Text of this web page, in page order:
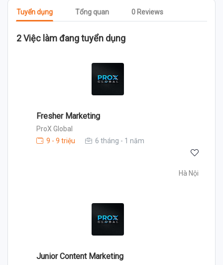
Tuyển dụng Tổng quan 0 Reviews
2 Việc làm đang tuyển dụng
Fresher Marketing
ProX Global
9 - 9 triệu
6 tháng - 1 năm
Hà Nội
Junior Content Marketing